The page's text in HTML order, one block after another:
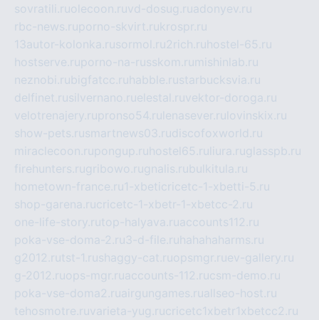
sovratili.ruolecoon.ruvd-dosug.ruadonyev.ru
rbc-news.ruporno-skvirt.rukrospr.ru
13autor-kolonka.rusormol.ru2rich.ru hostel-65.ru
hostserve.ruporno-na-russkom.ru mishinlab.ru
neznobi.rubigfatcc.ru habble.rustarbucksvia.ru
delfinet.rusilvernano.ruelestal.ruvektor-doroga.ru
velotrenajery.rupronso54.ru lenasever.ru lovinskix.ru
show-pets.rusmartnews03.rudiscofoxworld.ru
miraclecoon.rupongup.ru hostel65.ru liura.ruglasspb.ru
firehunters.rugribowo.rugnalis.rubulkitula.ru
hometown-france.ru1-xbeticricetc-1-xbetti-5.ru
shop-garena.rucricetc-1-xbetr-1-xbetcc-2.ru
one-life-story.rutop-halyava.ruaccounts112.ru
poka-vse-doma-2.ru3-d-file.ru hahahaharms.ru
g2012.rutst-1.rushaggy-cat.ruopsmgr.ruev-gallery.ru
g-2012.ruops-mgr.ruaccounts-112.rucsm-demo.ru
poka-vse-doma2.ruairgungames.ruallseo-host.ru
tehosmotre.ruvarieta-yug.rucricetc1xbetr1xbetcc2.ru